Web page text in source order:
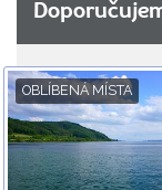
OBLÍBENÁ MÍSTA